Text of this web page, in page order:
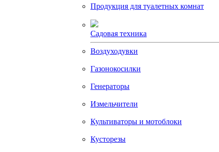
Продукция для туалетных комнат
Садовая техника
Воздуходувки
Газонокосилки
Генераторы
Измельчители
Культиваторы и мотоблоки
Кусторезы